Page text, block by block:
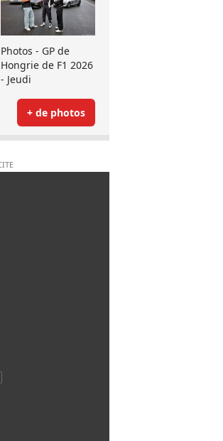
Photos - GP de
Hongrie de F1 2026
- Jeudi
+ de photos